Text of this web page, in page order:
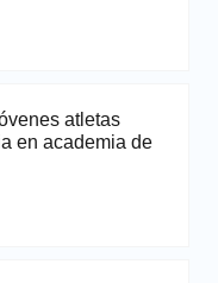
atletas
en academia de